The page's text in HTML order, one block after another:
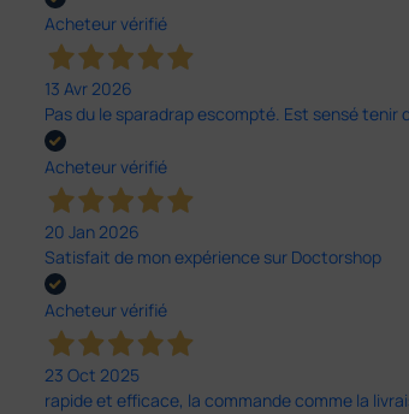
Acheteur vérifié
13 Avr 2026
Pas du le sparadrap escompté. Est sensé tenir
Acheteur vérifié
20 Jan 2026
Satisfait de mon expérience sur Doctorshop
Acheteur vérifié
23 Oct 2025
rapide et efficace, la commande comme la